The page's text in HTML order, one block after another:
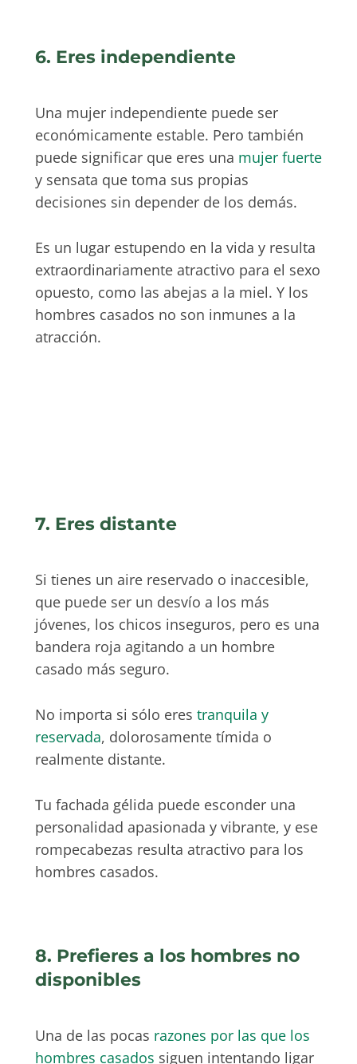
6. Eres independiente
Una mujer independiente puede ser
económicamente estable. Pero también
puede significar que eres una mujer fuerte
y sensata que toma sus propias
decisiones sin depender de los demás.
Es un lugar estupendo en la vida y resulta
extraordinariamente atractivo para el sexo
opuesto, como las abejas a la miel. Y los
hombres casados no son inmunes a la
atracción.
7. Eres distante
Si tienes un aire reservado o inaccesible,
que puede ser un desvío a los más
jóvenes, los chicos inseguros, pero es una
bandera roja agitando a un hombre
casado más seguro.
No importa si sólo eres tranquila y
reservada, dolorosamente tímida o
realmente distante.
Tu fachada gélida puede esconder una
personalidad apasionada y vibrante, y ese
rompecabezas resulta atractivo para los
hombres casados.
8. Prefieres a los hombres no
disponibles
Una de las pocas razones por las que los
hombres casados siguen intentando ligar